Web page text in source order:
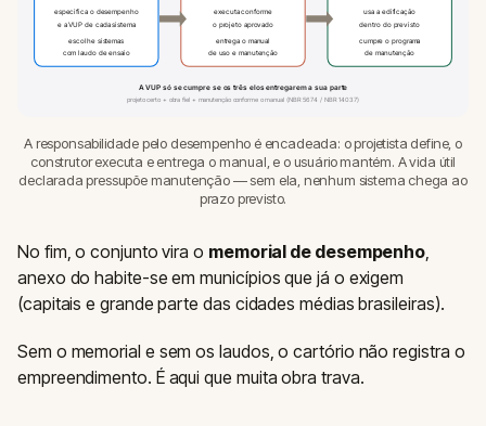
especifica o desempenho
e a VUP de cada sistema
escolhe sistemas
com laudo de ensaio
executa conforme
o projeto aprovado
entrega o manual
de uso e manutenção
usa a edificação
dentro do previsto
cumpre o programa
de manutenção
A VUP só se cumpre se os três elos entregarem a sua parte
projeto certo + obra fiel + manutenção conforme o manual (NBR 5674 / NBR 14037)
A responsabilidade pelo desempenho é encadeada: o projetista define, o
construtor executa e entrega o manual, e o usuário mantém. A vida útil
declarada pressupõe manutenção — sem ela, nenhum sistema chega ao
prazo previsto.
No fim, o conjunto vira o memorial de desempenho,
anexo do habite-se em municípios que já o exigem
(capitais e grande parte das cidades médias brasileiras).
Sem o memorial e sem os laudos, o cartório não registra o
empreendimento. É aqui que muita obra trava.